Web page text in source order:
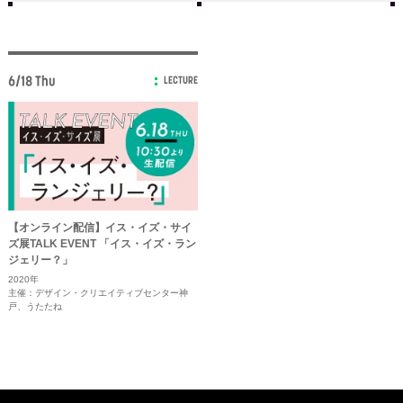
6/18 Thu LECTURE
【オンライン配信】イス・イズ・サイ
ズ展TALK EVENT 「イス・イズ・ラン
ジェリー？」
2020年
主催：デザイン・クリエイティブセンター神
戸、うたたね